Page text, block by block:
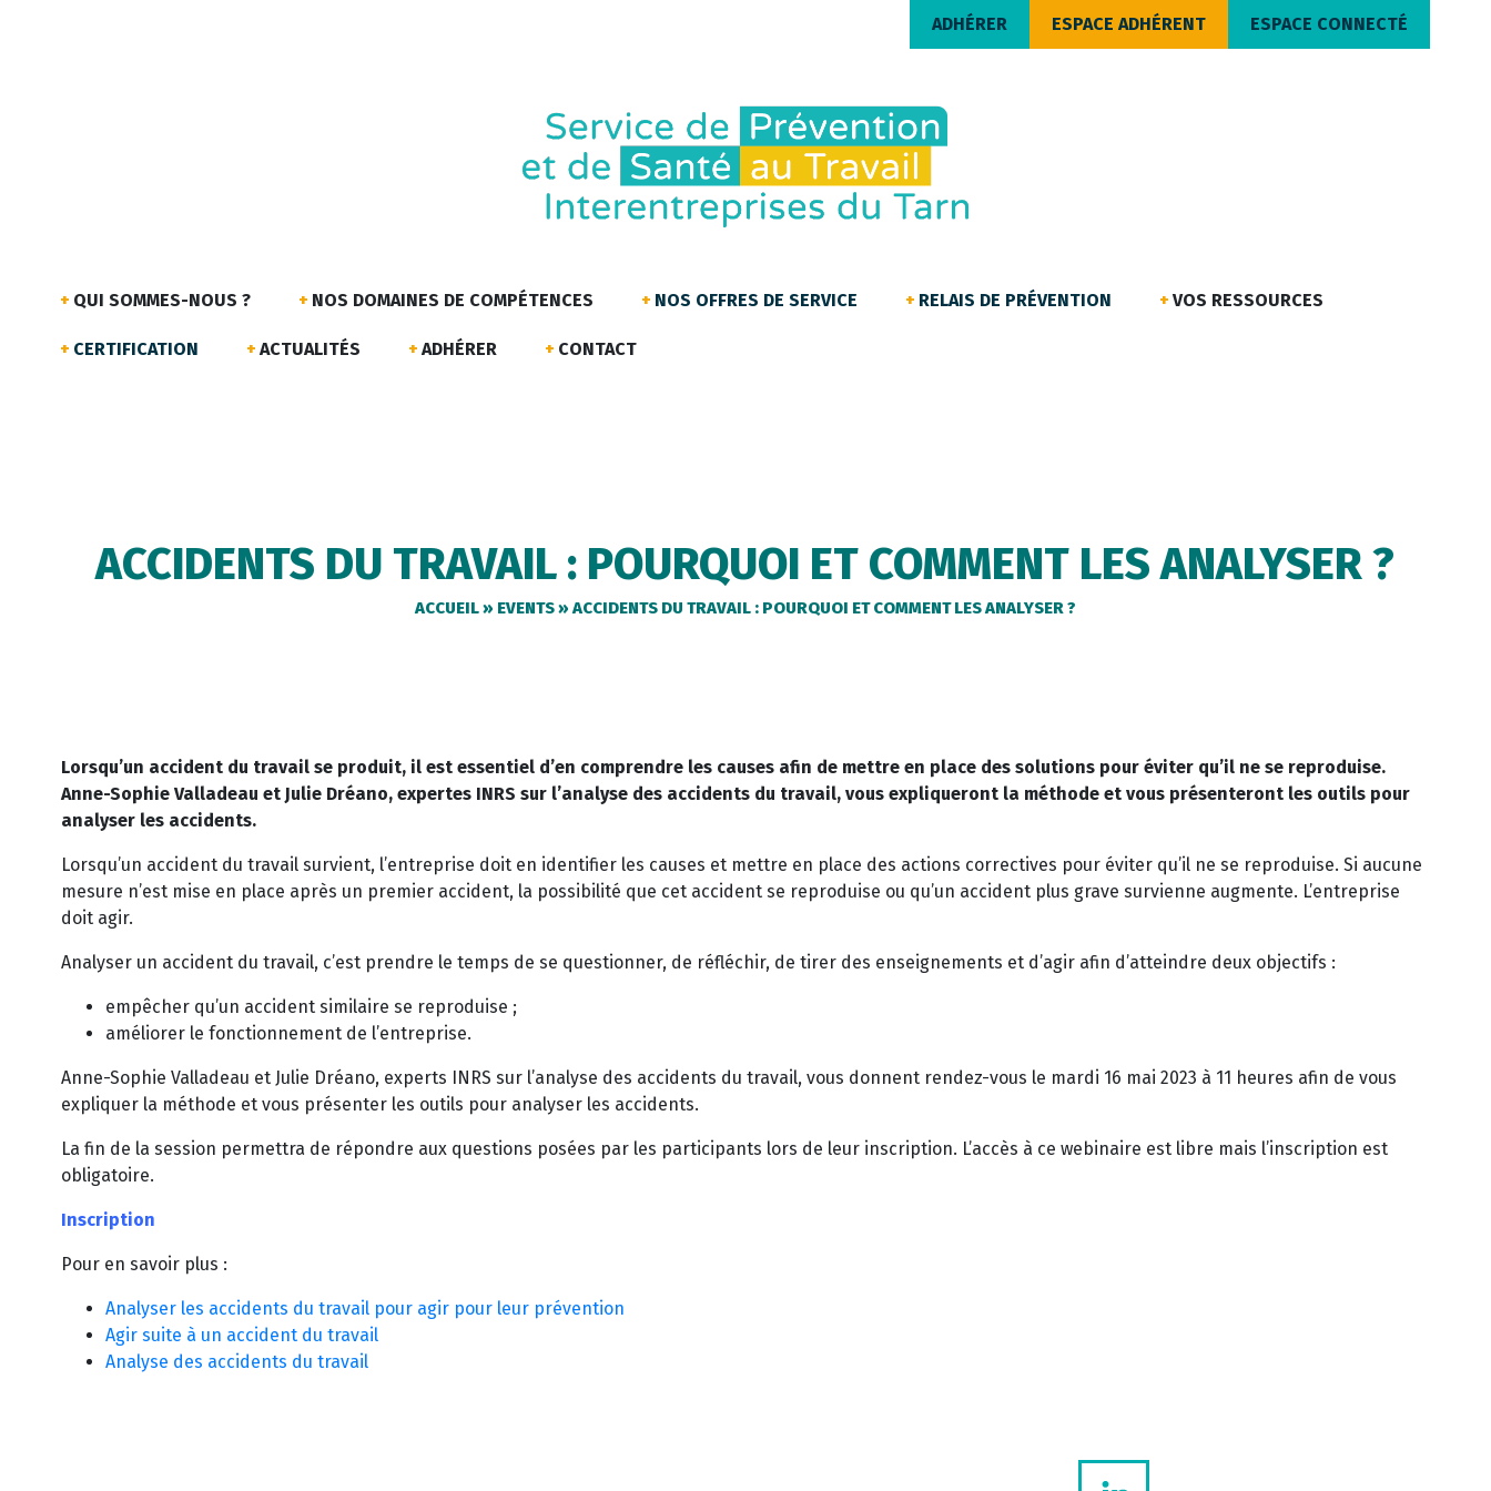
ADHÉRER ESPACE ADHÉRENT ESPACE CONNECTÉ
QUI SOMMES-NOUS ? NOS DOMAINES DE COMPÉTENCES NOS OFFRES DE SERVICE RELAIS DE PRÉVENTION VOS RESSOURCES
CERTIFICATION ACTUALITÉS ADHÉRER CONTACT
ACCIDENTS DU TRAVAIL : POURQUOI ET COMMENT LES ANALYSER ?
ACCUEIL» EVENTS»ACCIDENTS DU TRAVAIL : POURQUOI ET COMMENT LES ANALYSER ?
Lorsqu’un accident du travail se produit, il est essentiel d’en comprendre les causes afin de mettre en place des solutions pour éviter qu’il ne se reproduise.
Anne-Sophie Valladeau et Julie Dréano, expertes INRS sur l’analyse des accidents du travail, vous expliqueront la méthode et vous présenteront les outils pour
analyser les accidents.
Lorsqu’un accident du travail survient, l’entreprise doit en identifier les causes et mettre en place des actions correctives pour éviter qu’il ne se reproduise. Si aucune
mesure n’est mise en place après un premier accident, la possibilité que cet accident se reproduise ou qu’un accident plus grave survienne augmente. L’entreprise
doit agir.
Analyser un accident du travail, c’est prendre le temps de se questionner, de réfléchir, de tirer des enseignements et d’agir afin d’atteindre deux objectifs :
empêcher qu’un accident similaire se reproduise ;
améliorer le fonctionnement de l’entreprise.
Anne-Sophie Valladeau et Julie Dréano, experts INRS sur l’analyse des accidents du travail, vous donnent rendez-vous le mardi 16 mai 2023 à 11 heures afin de vous
expliquer la méthode et vous présenter les outils pour analyser les accidents.
La fin de la session permettra de répondre aux questions posées par les participants lors de leur inscription. L’accès à ce webinaire est libre mais l’inscription est
obligatoire.
Inscription
Pour en savoir plus :
Analyser les accidents du travail pour agir pour leur prévention
Agir suite à un accident du travail
Analyse des accidents du travail